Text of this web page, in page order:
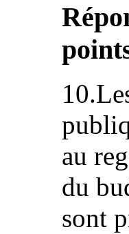
au
du
sont